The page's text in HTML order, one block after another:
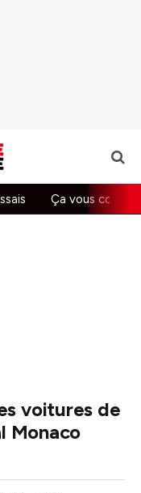
Ça vous
voitures de
Monaco